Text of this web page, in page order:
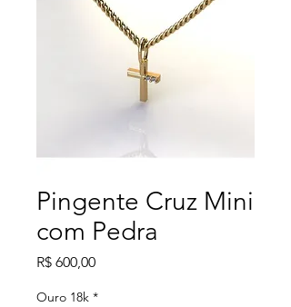
Pingente Cruz Mini
com Pedra
R$ 600,00Preço
Ouro 18k *